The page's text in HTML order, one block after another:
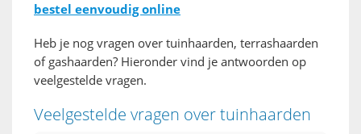
bestel eenvoudig online
Heb je nog vragen over tuinhaarden, terrashaarden
of gashaarden? Hieronder vind je antwoorden op
veelgestelde vragen.
Veelgestelde vragen over tuinhaarden